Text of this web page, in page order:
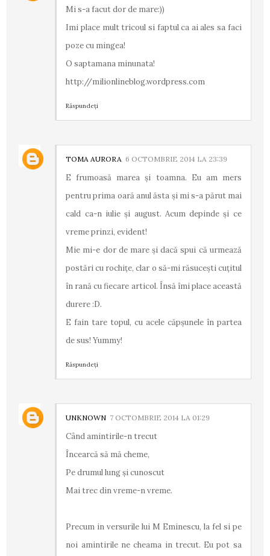
Mi s-a facut dor de mare:))
Imi place mult tricoul si faptul ca ai ales sa faci
poze cu mingea!
O saptamana minunata!
http://milionlineblog.wordpress.com
Răspundeți
TOMA AURORA 6 OCTOMBRIE 2014 LA 23:39
E frumoasă marea și toamna. Eu am mers
pentru prima oară anul ăsta și mi s-a părut mai
cald ca-n iulie și august. Acum depinde și ce
vreme prinzi, evident!
Mie mi-e dor de mare și dacă spui că urmează
postări cu rochițe, clar o să-mi răsucești cuțitul
în rană cu fiecare articol. Însă îmi place această
durere :D.
E fain tare topul, cu acele căpșunele în partea
de sus! Yummy!
Răspundeți
UNKNOWN 7 OCTOMBRIE 2014 LA 01:29
Când amintirile-n trecut
Încearcă să mă cheme,
Pe drumul lung şi cunoscut
Mai trec din vreme-n vreme.
Precum in versurile lui M Eminescu, la fel si pe
noi amintirile ne cheama in trecut. Eu pot sa